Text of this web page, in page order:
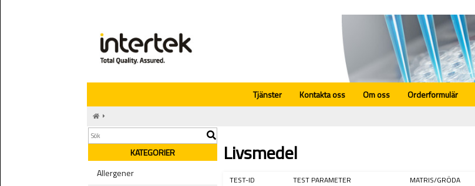
Tjänster Kontakta oss Om oss Orderformulär
KATEGORIER
Allergener
Livsmedel
TEST-ID TEST PARAMETER MATRIS/GRÖDA